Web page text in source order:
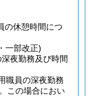
の休憩時間につ
一部改正)
夜勤務及び時間
職員の深夜勤務
この場合におい